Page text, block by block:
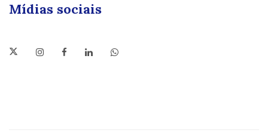
Mídias sociais